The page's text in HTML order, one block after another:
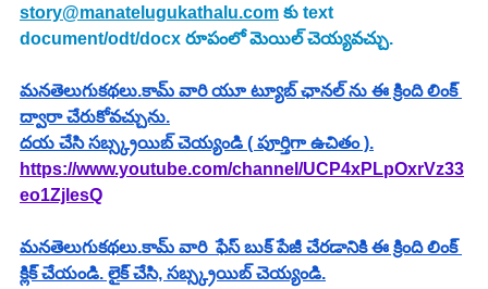
story@manatelugukathalu.com కు text
document/odt/docx రూపంలో మెయిల్ చెయ్యవచ్చు.
మనతెలుగుకథలు.కామ్ వారి యూ ట్యూబ్ ఛానల్ ను ఈ క్రింది లింక్
ద్వారా చేరుకోవచ్చును.
దయ చేసి సబ్స్క్రయిబ్ చెయ్యండి ( పూర్తిగా ఉచితం ).
https://www.youtube.com/channel/UCP4xPLpOxrVz33
eo1ZjlesQ
మనతెలుగుకథలు.కామ్ వారి  ఫేస్ బుక్ పేజీ చేరడానికి ఈ క్రింది లింక్
క్లిక్ చేయండి. లైక్ చేసి, సబ్స్క్రయిబ్ చెయ్యండి.